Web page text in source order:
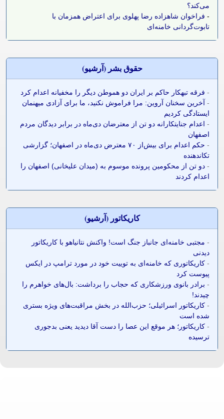
می‌کند؟
- فراخوان شاهزاده رضا پهلوی برای اعتراض همزمان با
تابوت‌گردانی خامنه‌ای
حقوق بشر (آرشيو)
- فرقه تبهکار حاکم بر ایران دو هموطن دیگر را مخفیانه اعدام کرد
- آخرین سخنان آروین: مرا فراموش نکنید، ما برای آزادی میهنمان
ایستادگی کردیم
- اعدام جنایتکارانه دو تن از معترضان دی‌ماه در برابر دیدگان مردم
اصفهان
-
حکم اعدام برای بیش‌از ۷۰ معترض دی‌ماه در اصفهان؛ گزارشی
تکاندهنده
- دو تن از محکومین پرونده موسوم به (میدان علیخانی) اصفهان را
اعدام کردند
کاريکاتور (آرشيو)
- مجتبی خامنه‌ای جانباز جنگ است! واکنش نتانیاهو با کاریکاتور
دیدنی
- کاریکاتوری که خامنه‌ای به توییت خود در مورد ترامپ در ایکس
پیوست کرد
- برادر بانوی ورزشکاری که حجاب را برداشت: بال‌های خواهرم را
چیدند!
- کاریکاتور اسرائیلی؛ حزب‌الله در بخش مراقبت‌های ویژه بستری
شده است
- کاریکاتور؛ هر موقع این عصا را دست آقا دیدید یعنی بدجوری
ترسیده